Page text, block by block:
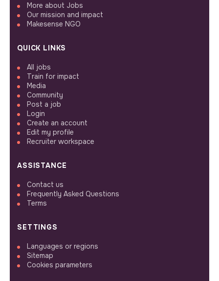
More about Jobs
Our mission and impact
Makesense NGO
QUICK LINKS
All jobs
Train for impact
Media
Community
Post a job
Login
Create an account
Edit my profile
Recruiter workspace
ASSISTANCE
Contact us
Frequently Asked Questions
Terms
SETTINGS
Languages or regions
Sitemap
Cookies parameters